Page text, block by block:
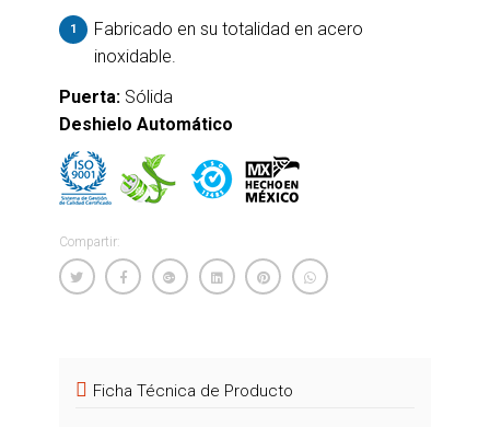
Fabricado en su totalidad en acero
inoxidable.
Puerta: Sólida
Deshielo Automático
Compartir:
Ficha Técnica de Producto